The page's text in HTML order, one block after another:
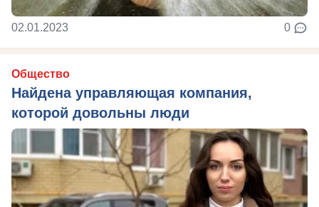
02.01.2023 0
Общество
Найдена управляющая компания,
которой довольны люди